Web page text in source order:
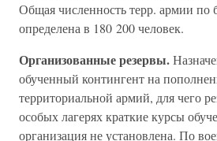
Общая численность терр. армии по
определена в 180 200 человек.
Организованные резервы.
обученный контингент на
территориальной армий, для чего
особых лагерях краткие курсы
организация не установлена. По